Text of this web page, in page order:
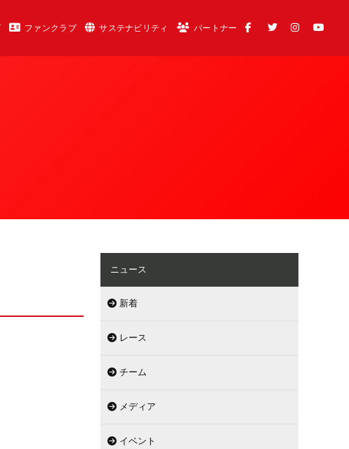
ファンクラブ サステナビリティ パートナー
ニュース
新着
レース
チーム
メディア
イベント